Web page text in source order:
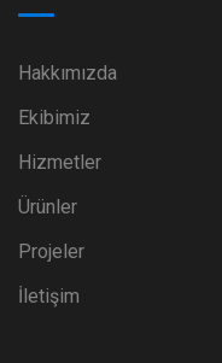
Hakkımızda
Ekibimiz
Hizmetler
Ürünler
Projeler
İletişim